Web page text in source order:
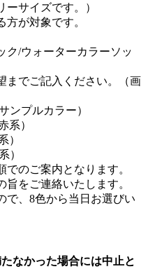
サイズです。）
が対象です。
/ウォーターカラーソッ
までご記入ください。（画
ンプルカラー）
系）
）
）
のご案内となります。
をご連絡いたします。
で、8色から当日お選びい
なかった場合には中止と